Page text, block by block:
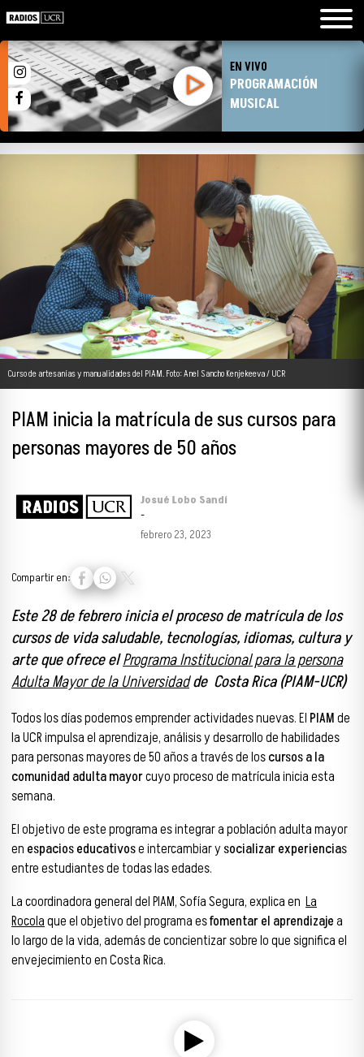
EN VIVO
PROGRAMACIÓN
MUSICAL
Curso de artesanías y manualidades del PIAM. Foto: Anel Sancho Kenjekeeva / UCR
PIAM inicia la matrícula de sus cursos para
personas mayores de 50 años
Josué Lobo Sandí
-
febrero 23, 2023
Compartir en:
Este 28 de febrero inicia el proceso de matrícula de los
cursos de vida saludable, tecnologías, idiomas, cultura y
arte que ofrece elPrograma Institucional para la persona
Adulta Mayor de la Universidadde Costa Rica(PIAM-UCR)
Todos los días podemos emprender actividades nuevas. El PIAMde
la UCR impulsa el aprendizaje, análisis y desarrollo de habilidades
para personas mayores de 50 años a través de loscursos a la
comunidad adulta mayorcuyo proceso de matrícula inicia esta
semana.
El objetivo de este programa es integrar a población adulta mayor
en espacios educativose intercambiar ysocializar experiencias
entre estudiantes de todas las edades.
La coordinadora general del PIAM, Sofía Segura, explica en La
Rocolaque el objetivo del programa esfomentar el aprendizajea
lo largo de la vida, además de concientizar sobre lo que significa el
envejecimiento en Costa Rica.